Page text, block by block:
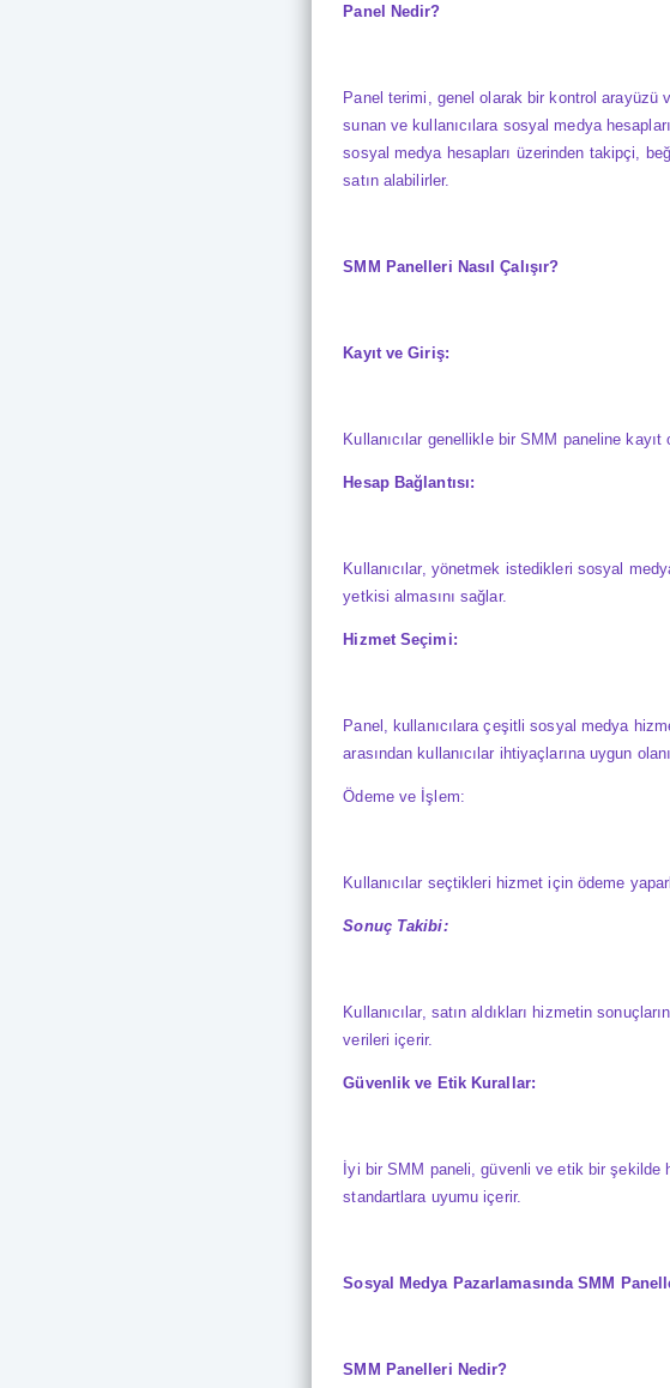
Panel Nedir?
Panel terimi, genel olarak bir kontrol arayüzü
sunan ve kullanıcılara sosyal medya
sosyal medya hesapları üzerinden takipçi,
satın alabilirler.
SMM Panelleri Nasıl Çalışır?
Kayıt ve Giriş:
Kullanıcılar genellikle birSMM paneline kayıt
Hesap Bağlantısı:
Kullanıcılar, yönetmek istedikleri sosyal
yetkisi almasını sağlar.
Hizmet Seçimi:
Panel, kullanıcılara çeşitli sosyal medya
arasından kullanıcılar ihtiyaçlarına uygun
Ödeme ve İşlem:
Kullanıcılar seçtikleri hizmet için ödeme
Sonuç Takibi:
Kullanıcılar, satın aldıkları hizmetin
verileri içerir.
Güvenlik ve Etik Kurallar:
İyi birSMM paneli , güvenli ve etik bir şekilde
standartlara uyumu içerir.
Sosyal Medya Pazarlamasında SMM
SMM Panelleri Nedir?